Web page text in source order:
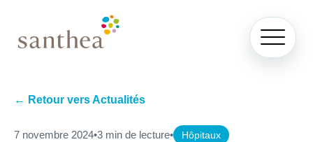
← Retour vers Actualités
7 novembre 2024•3 min de lecture• Hôpitaux